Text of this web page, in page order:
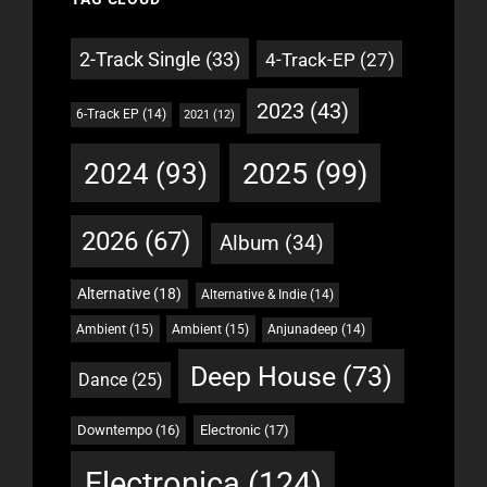
2-Track Single (33) 4-Track-EP (27)
6-Track EP (14) 2021 (12) 2023 (43)
2024 (93) 2025 (99)
2026 (67) Album (34)
Alternative (18) Alternative & Indie(14)
Ambient (15) Ambient (15) Anjunadeep (14)
Dance (25) Deep House(73)
Downtempo(16) Electronic(17)